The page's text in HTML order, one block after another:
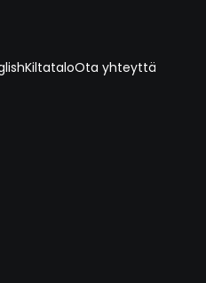
KiltataloOta yhteyttä